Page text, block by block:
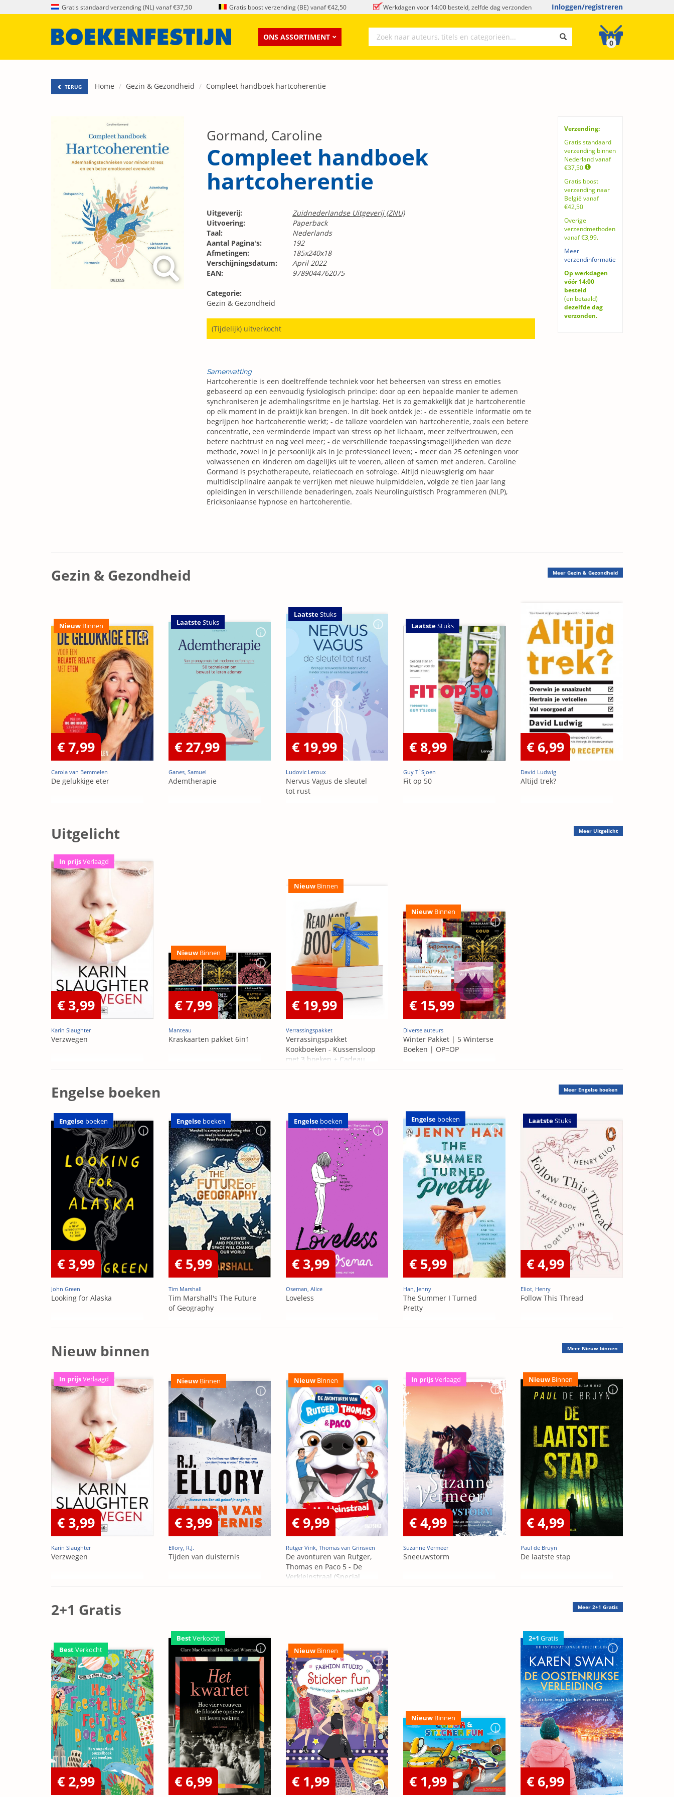
Gratis standaard verzending (NL) vanaf €37,50 Gratis bpost verzending (BE) vanaf €42,50 Werkdagen voor 14:00 besteld, zelfde dag verzonden Inloggen/registreren
ONS ASSORTIMENT
0
TERUG Home Gezin & Gezondheid Compleet handboek hartcoherentie
Verzending:
Gratis standaard
verzending binnen
Nederland vanaf
€37,50
Gratis bpost
verzending naar
België vanaf
€42,50
Overige
verzendmethoden
vanaf €3,99.
Meer
verzendinformatie
Op werkdagen
vóór 14:00
besteld
(en betaald)
dezelfde dag
verzonden.
Gormand, Caroline
Compleet handboek
hartcoherentie
Uitgeverij:
Zuidnederlandse Uitgeverij (ZNU)
Uitvoering:
Paperback
Taal:
Nederlands
Aantal Pagina's:
192
Afmetingen:
185x240x18
Verschijningsdatum:
April 2022
EAN:
9789044762075
Categorie:
Gezin & Gezondheid
(Tijdelijk) uitverkocht
Samenvatting
Hartcoherentie is een doeltreffende techniek voor het beheersen van stress en emoties
gebaseerd op een eenvoudig fysiologisch principe: door op een bepaalde manier te ademen
synchroniseren je ademhalingsritme en je hartslag. Het is zo gemakkelijk dat je hartcoherentie
op elk moment in de praktijk kan brengen. In dit boek ontdek je: - de essentiële informatie om te
begrijpen hoe hartcoherentie werkt; - de talloze voordelen van hartcoherentie, zoals een betere
concentratie, een verminderde impact van stress op het lichaam, meer zelfvertrouwen, een
betere nachtrust en nog veel meer; - de verschillende toepassingsmogelijkheden van deze
methode, zowel in je persoonlijk als in je professioneel leven; - meer dan 25 oefeningen voor
volwassenen en kinderen om dagelijks uit te voeren, alleen of samen met anderen. Caroline
Gormand is psychotherapeute, relatiecoach en sofrologe. Altijd nieuwsgierig om haar
multidisciplinaire aanpak te verrijken met nieuwe hulpmiddelen, volgde ze tien jaar lang
opleidingen in verschillende benaderingen, zoals Neurolinguïstisch Programmeren (NLP),
Ericksoniaanse hypnose en hartcoherentie.
Gezin & Gezondheid Meer Gezin & Gezondheid
Nieuw Binnen
€ 7,99
Carola van Bemmelen
De gelukkige eter
LaatsteStuks
€ 27,99
Ganes, Samuel
Ademtherapie
LaatsteStuks
€ 19,99
Ludovic Leroux
Nervus Vagus de sleutel
tot rust
LaatsteStuks
€ 8,99
Guy T`Sjoen
Fit op 50
€ 6,99
David Ludwig
Altijd trek?
Uitgelicht Meer Uitgelicht
In prijsVerlaagd
€ 3,99
Karin Slaughter
Verzwegen
Nieuw Binnen
€ 7,99
Manteau
Kraskaarten pakket 6in1
Nieuw Binnen
€ 19,99
Verrassingspakket
Verrassingspakket
Kookboeken - Kussensloop
met 3 boeken + Cadeau
Nieuw Binnen
€ 15,99
Diverse auteurs
Winter Pakket | 5 Winterse
Boeken | OP=OP
Engelse boeken Meer Engelse boeken
Engelse boeken
€ 3,99
John Green
Looking for Alaska
Engelse boeken
€ 5,99
Tim Marshall
Tim Marshall's The Future
of Geography
Engelse boeken
€ 3,99
Oseman, Alice
Loveless
Engelse boeken
€ 5,99
Han, Jenny
The Summer I Turned
Pretty
LaatsteStuks
€ 4,99
Eliot, Henry
Follow This Thread
Nieuw binnen Meer Nieuw binnen
In prijsVerlaagd
€ 3,99
Karin Slaughter
Verzwegen
Nieuw Binnen
€ 3,99
Ellory, R.J.
Tijden van duisternis
Nieuw Binnen
€ 9,99
Rutger Vink, Thomas van Grinsven
De avonturen van Rutger,
Thomas en Paco 5 - De
Verkleinstraal (Special
In prijsVerlaagd
€ 4,99
Suzanne Vermeer
Sneeuwstorm
Nieuw Binnen
€ 4,99
Paul de Bruyn
De laatste stap
2+1 Gratis Meer 2+1 Gratis
BestVerkocht
€ 2,99
BestVerkocht
€ 6,99
Nieuw Binnen
€ 1,99
Nieuw Binnen
€ 1,99
2+1 Gratis
€ 6,99